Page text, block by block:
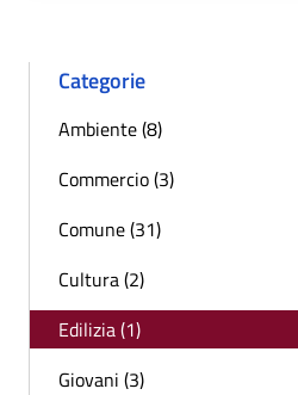
Categorie
Ambiente (8)
Commercio (3)
Comune (31)
Cultura (2)
Edilizia (1)
Giovani (3)